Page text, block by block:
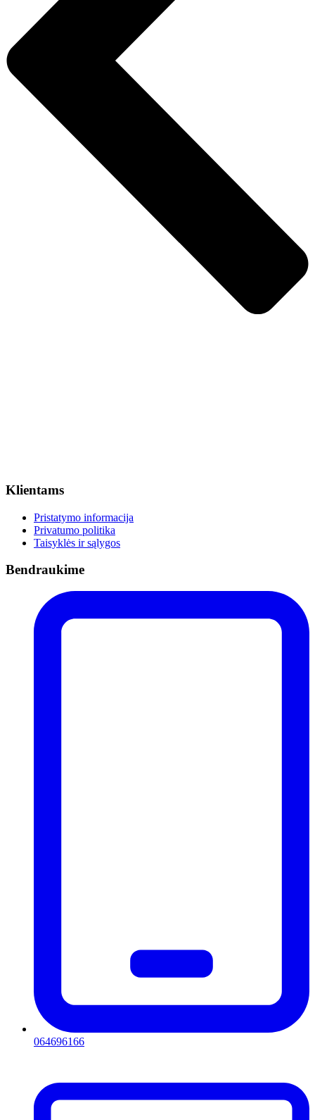
Klientams
Pristatymo informacija
Privatumo politika
Taisyklės ir sąlygos
Bendraukime
064696166